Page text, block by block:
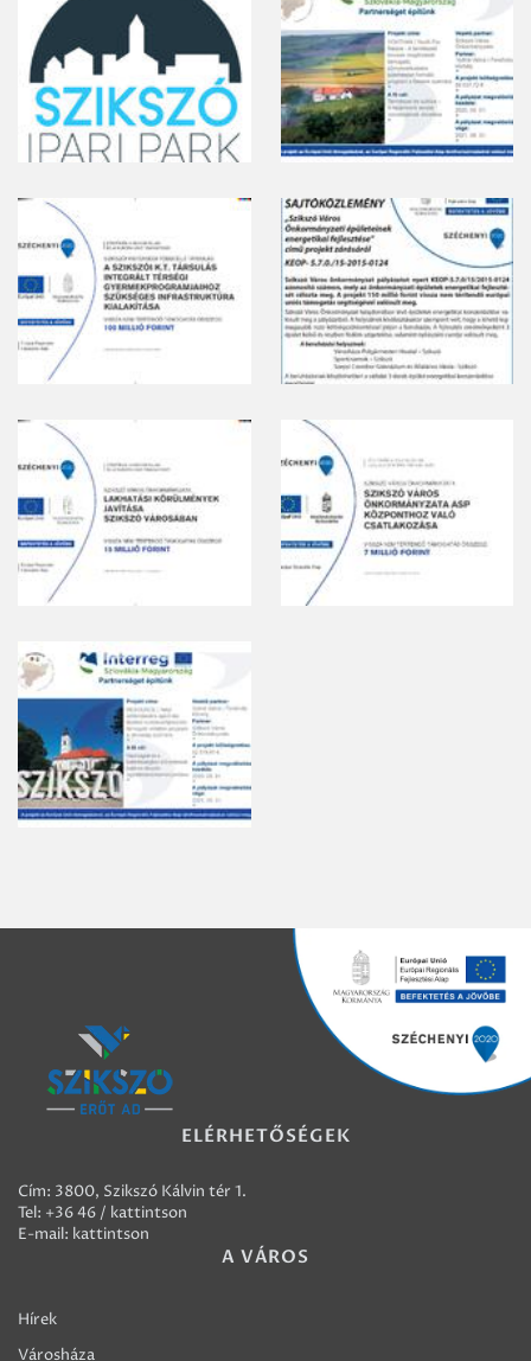
ELÉRHETŐSÉGEK
Cím: 3800, Szikszó Kálvin tér 1.
Tel: +36 46 / kattintson
E-mail: kattintson
A VÁROS
Hírek
Városháza